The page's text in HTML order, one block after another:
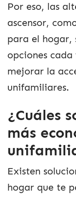
Por eso, las
ascensor,
para el hogar,
opciones
mejorar la
unifamiliares.
¿Cuáles
más
Existen
hogar que te